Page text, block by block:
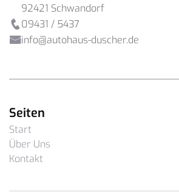
92421 Schwandorf
 09431 / 5437
info@autohaus-duscher.de
Seiten
Start
Über Uns
Kontakt